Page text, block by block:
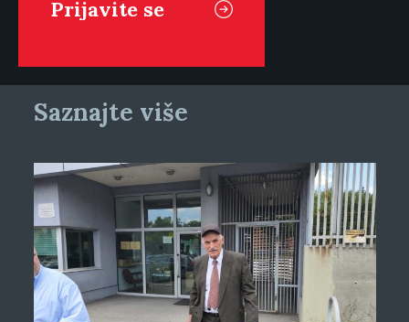
Saznajte više